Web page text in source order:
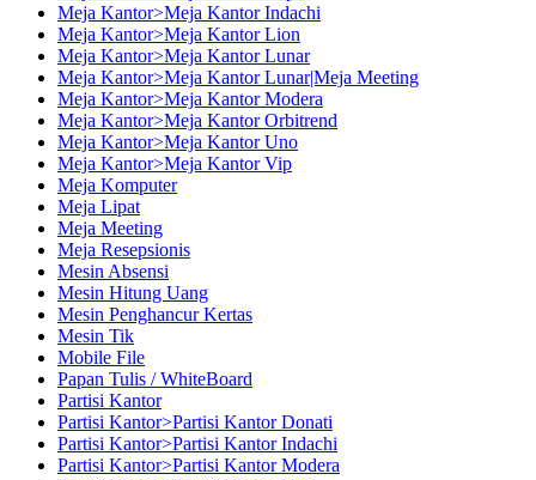
Meja Kantor>Meja Kantor Indachi
Meja Kantor>Meja Kantor Lion
Meja Kantor>Meja Kantor Lunar
Meja Kantor>Meja Kantor Lunar|Meja Meeting
Meja Kantor>Meja Kantor Modera
Meja Kantor>Meja Kantor Orbitrend
Meja Kantor>Meja Kantor Uno
Meja Kantor>Meja Kantor Vip
Meja Komputer
Meja Lipat
Meja Meeting
Meja Resepsionis
Mesin Absensi
Mesin Hitung Uang
Mesin Penghancur Kertas
Mesin Tik
Mobile File
Papan Tulis / WhiteBoard
Partisi Kantor
Partisi Kantor>Partisi Kantor Donati
Partisi Kantor>Partisi Kantor Indachi
Partisi Kantor>Partisi Kantor Modera